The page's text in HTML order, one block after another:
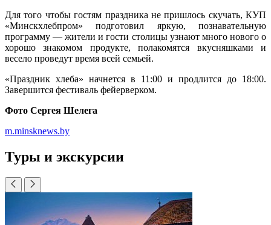
Для того чтобы гостям праздника не пришлось скучать, КУП
«Минскхлебпром» подготовил яркую, познавательную
программу — жители и гости столицы узнают много нового о
хорошо знакомом продукте, полакомятся вкусняшками и
весело проведут время всей семьей.
«Праздник хлеба» начнется в 11:00 и продлится до 18:00.
Завершится фестиваль фейерверком.
Фото Сергея Шелега
m.minsknews.by
Туры и экскурсии